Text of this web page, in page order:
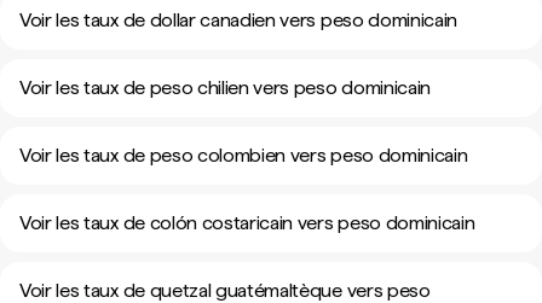
Voir les taux de dollar canadien vers peso dominicain
Voir les taux de peso chilien vers peso dominicain
Voir les taux de peso colombien vers peso dominicain
Voir les taux de colón costaricain vers peso dominicain
Voir les taux de quetzal guatémaltèque vers peso